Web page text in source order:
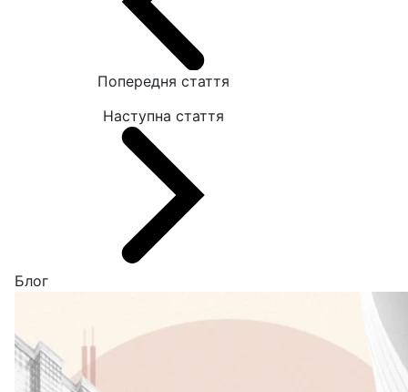
Попередня стаття
Наступна стаття
Блог